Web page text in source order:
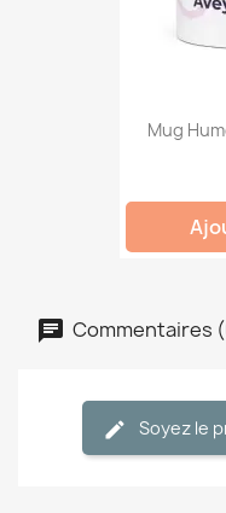
Mug
Commentaires
Soyez le